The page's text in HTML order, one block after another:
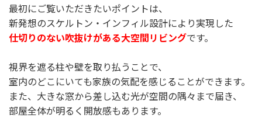
最初にご覧いただきたいポイントは、
新発想のスケルトン・インフィル設計により実現した
仕切りのない吹抜けがある大空間リビングです。
視界を遮る柱や壁を取り払うことで、
室内のどこにいても家族の気配を感じることができます。
また、大きな窓から差し込む光が空間の隅々まで届き、
部屋全体が明るく開放感もあります。